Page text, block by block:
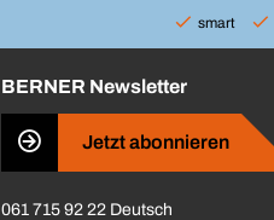
smart
BERNER Newsletter
Jetzt abonnieren
061 715 92 22 Deutsch